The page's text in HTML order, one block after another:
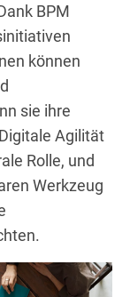
BPM
können
sie ihre
Agilität
Rolle, und
Werkzeug